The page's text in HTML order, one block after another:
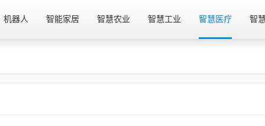
机器人 智能家居 智慧农业 智慧工业 智慧医疗 智